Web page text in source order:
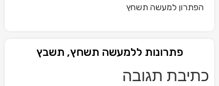
הפתרון למעשה תשחץ
פתרונות ללמעשה תשחץ, תשבץ
כתיבת תגובה